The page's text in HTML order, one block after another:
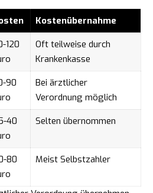
Kostenübernahme
120
Oft teilweise durch
Krankenkasse
90
Bei ärztlicher
Verordnung möglich
40
Selten übernommen
80
Meist Selbstzahler